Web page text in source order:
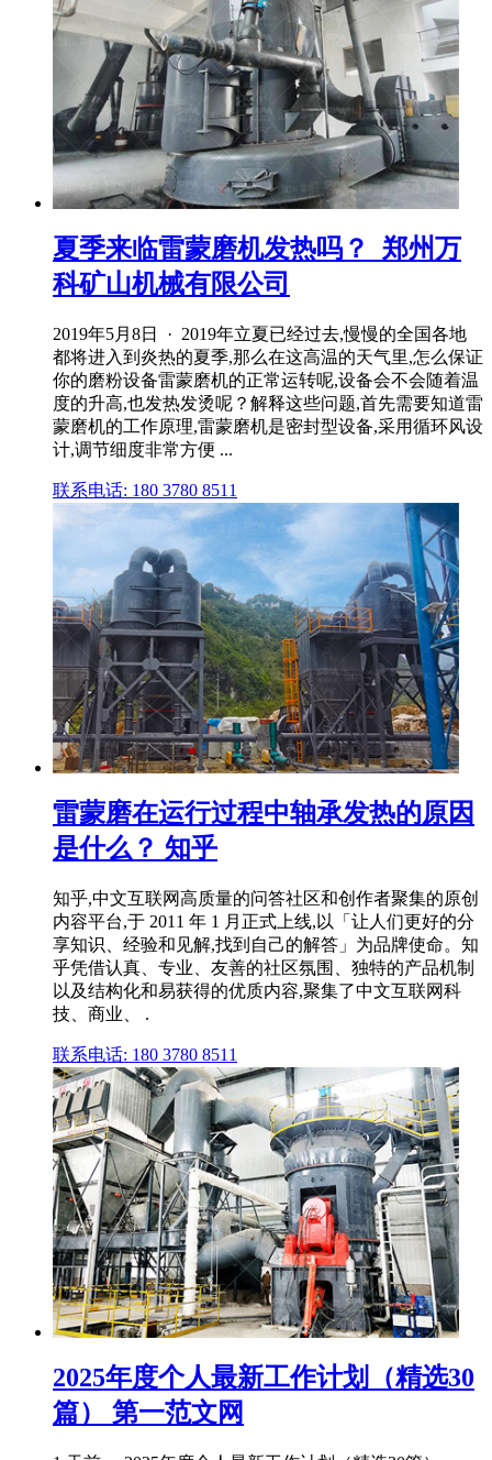
夏季来临雷蒙磨机发热吗？_郑州万
科矿山机械有限公司
2019年5月8日 · 2019年立夏已经过去,慢慢的全国各地
都将进入到炎热的夏季,那么在这高温的天气里,怎么保证
你的磨粉设备雷蒙磨机的正常运转呢,设备会不会随着温
度的升高,也发热发烫呢？解释这些问题,首先需要知道雷
蒙磨机的工作原理,雷蒙磨机是密封型设备,采用循环风设
计,调节细度非常方便 ...
联系电话: 180 3780 8511
雷蒙磨在运行过程中轴承发热的原因
是什么？ 知乎
知乎,中文互联网高质量的问答社区和创作者聚集的原创
内容平台,于 2011 年 1 月正式上线,以「让人们更好的分
享知识、经验和见解,找到自己的解答」为品牌使命。知
乎凭借认真、专业、友善的社区氛围、独特的产品机制
以及结构化和易获得的优质内容,聚集了中文互联网科
技、商业、 .
联系电话: 180 3780 8511
2025年度个人最新工作计划（精选30
篇） 第一范文网